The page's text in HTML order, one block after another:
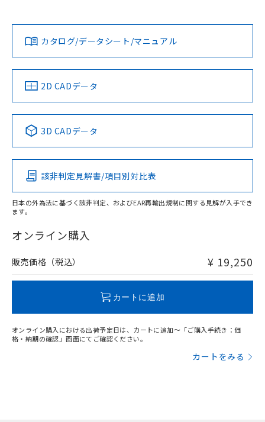
カタログ/データシート/マニュアル
2D CADデータ
3D CADデータ
該非判定見解書/項目別対比表
日本の外為法に基づく該非判定、およびEAR再輸出規制に関する見解が入手でき
ます。
オンライン購入
販売価格（税込） ¥ 19,250
カートに追加
オンライン購入における出荷予定日は、カートに追加～「ご購入手続き：価
格・納期の確認」画面にてご確認ください。
カートをみる
既に当社にて対応品への在庫切替を完了
していることから、特段のことがない限
り、2022年1月12日より割愛しておりま
す。